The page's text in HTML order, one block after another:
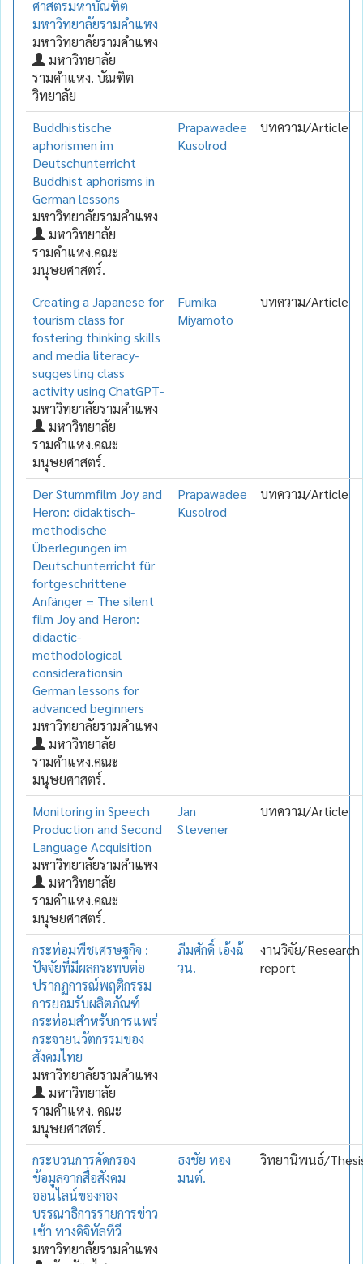
ศาสตรมหาบัณฑิต
มหาวิทยาลัยรามคำแหง
มหาวิทยาลัยรามคำแหง
มหาวิทยาลัย
รามคำแหง. บัณฑิต
วิทยาลัย
Buddhistische
aphorismen im
Deutschunterricht
Buddhist aphorisms in
German lessons
มหาวิทยาลัยรามคำแหง
มหาวิทยาลัย
รามคำแหง.คณะ
มนุษยศาสตร์.
Prapawadee
Kusolrod
บทความ/Article
Creating a Japanese for
tourism class for
fostering thinking skills
and media literacy-
suggesting class
activity using ChatGPT-
มหาวิทยาลัยรามคำแหง
มหาวิทยาลัย
รามคำแหง.คณะ
มนุษยศาสตร์.
Fumika
Miyamoto
บทความ/Article
Der Stummfilm Joy and
Heron: didaktisch-
methodische
Überlegungen im
Deutschunterricht für
fortgeschrittene
Anfänger = The silent
film Joy and Heron:
didactic-
methodological
considerationsin
German lessons for
advanced beginners
มหาวิทยาลัยรามคำแหง
มหาวิทยาลัย
รามคำแหง.คณะ
มนุษยศาสตร์.
Prapawadee
Kusolrod
บทความ/Article
Monitoring in Speech
Production and Second
Language Acquisition
มหาวิทยาลัยรามคำแหง
มหาวิทยาลัย
รามคำแหง.คณะ
มนุษยศาสตร์.
Jan
Stevener
บทความ/Article
กระท่อมพืชเศรษฐกิจ :
ปัจจัยที่มีผลกระทบต่อ
ปรากฏการณ์พฤติกรรม
การยอมรับผลิตภัณฑ์
กระท่อมสำหรับการแพร่
กระจายนวัตกรรมของ
สังคมไทย
มหาวิทยาลัยรามคำแหง
มหาวิทยาลัย
รามคำแหง. คณะ
มนุษยศาสตร์.
ภีมศักดิ์ เอ้งฉ้
วน.
งานวิจัย/Research
report
กระบวนการคัดกรอง
ข้อมูลจากสื่อสังคม
ออนไลน์ของกอง
บรรณาธิการรายการข่าว
เช้า ทางดิจิทัลทีวี
มหาวิทยาลัยรามคำแหง
ธงชัย ทอง
มนต์.
วิทยานิพนธ์/